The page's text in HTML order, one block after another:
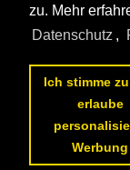
zu. Mehr
Datenschutz ,
Ich stimme
erlaube
Werbung